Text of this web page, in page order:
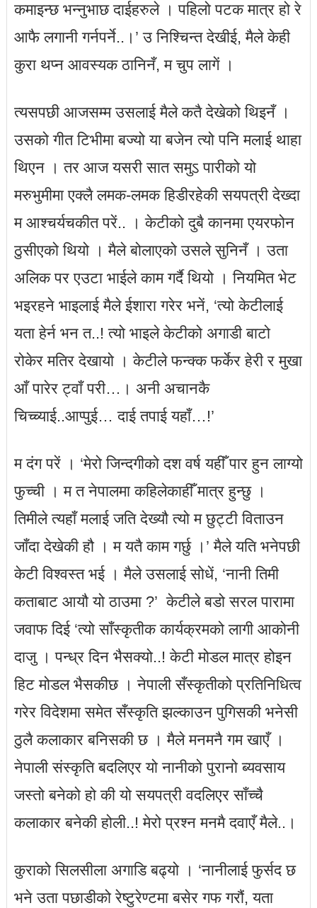
कमाइन्छ भन्नुभाछ दाईहरुले । पहिलो पटक मात्र हो रे
आफै लगानी गर्नपर्ने..।’ उ निश्चिन्त देखीई, मैले केही
कुरा थप्न आवस्यक ठानिनँ, म चुप लागें ।
त्यसपछी आजसम्म उसलाई मैले कतै देखेको थिइनँ ।
उसको गीत टिभीमा बज्यो या बजेन त्यो पनि मलाई थाहा
थिएन । तर आज यसरी सात समुऽ पारीको यो
मरुभुमीमा एक्लै लमक-लमक हिडीरहेकी सयपत्री देख्दा
म आश्चर्यचकीत परें.. । केटीको दुबै कानमा एयरफोन
ठुसीएको थियो । मैले बोलाएको उसले सुनिनँ । उता
अलिक पर एउटा भाईले काम गर्दै थियो । नियमित भेट
भइरहने भाइलाई मैले ईशारा गरेर भनें, ‘त्यो केटीलाई
यता हेर्न भन त..! त्यो भाइले केटीको अगाडी बाटो
रोकेर मतिर देखायो । केटीले फन्क्क फर्केर हेरी र मुखा
आँ पारेर ट्वाँ परी…। अनी अचानकै
चिच्च्याई..आप्पुई… दाई तपाई यहाँ…!’
म दंग परें । ‘मेरो जिन्दगीको दश वर्ष यहीँ पार हुन लाग्यो
फुच्ची । म त नेपालमा कहिलेकाहीँ मात्र हुन्छु ।
तिमीले त्यहाँ मलाई जति देख्यौ त्यो म छुट्टी विताउन
जाँदा देखेकी हौ । म यतै काम गर्छु ।’ मैले यति भनेपछी
केटी विश्वस्त भई । मैले उसलाई सोधें, ‘नानी तिमी
कताबाट आयौ यो ठाउमा ?’ केटीले बडो सरल पारामा
जवाफ दिई ‘त्यो साँस्कृतीक कार्यक्रमको लागी आकोनी
दाजु । पन्ध्र दिन भैसक्यो..! केटी मोडल मात्र होइन
हिट मोडल भैसकीछ । नेपाली सँस्कृतीको प्रतिनिधित्व
गरेर विदेशमा समेत सँस्कृति झल्काउन पुगिसकी भनेसी
ठुलै कलाकार बनिसकी छ । मैले मनमनै गम खाएँ ।
नेपाली संस्कृति बदलिएर यो नानीको पुरानो ब्यवसाय
जस्तो बनेको हो की यो सयपत्री वदलिएर साँच्चै
कलाकार बनेकी होली..! मेरो प्रश्न मनमै दवाएँ मैले..।
कुराको सिलसीला अगाडि बढ्यो । ‘नानीलाई फुर्सद छ
भने उता पछाडीको रेष्टुरेण्टमा बसेर गफ गरौं, यता